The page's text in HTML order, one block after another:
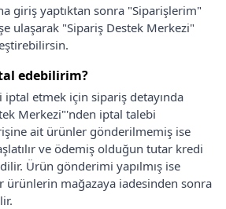
giriş yaptıktan sonra "Siparişlerim"
ulaşarak "Sipariş Destek Merkezi"
edebilirim?
iptal etmek için sipariş detayında
Merkezi"'nden iptal talebi
ait ürünler gönderilmemiş ise
ve ödemiş olduğun tutar kredi
Ürün gönderimi yapılmış ise
mağazaya iadesinden sonra